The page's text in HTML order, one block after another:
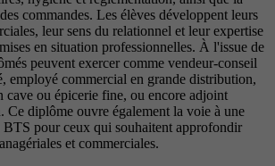
commandes. Les élèves développent leurs
leur sens du relationnel et leur expertise
en situation professionnelles. À l'issue de
peuvent exercer comme vendeur-conseil
employé commercial en grande distribution,
cave ou épicerie fine, ou encore adjoint
Ce diplôme ouvre également la voie à une
BTS pour ceux qui souhaitent approfondir
et commerciales.